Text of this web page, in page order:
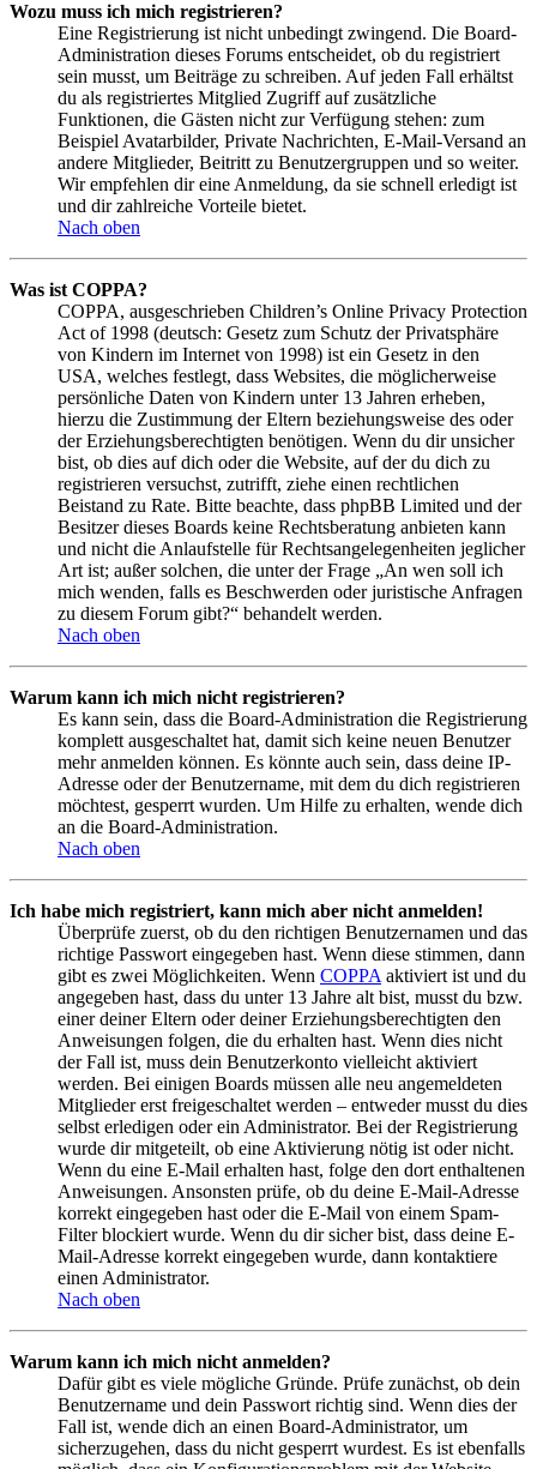
Wozu muss ich mich registrieren?
Eine Registrierung ist nicht unbedingt zwingend. Die Board-
Administration dieses Forums entscheidet, ob du registriert
sein musst, um Beiträge zu schreiben. Auf jeden Fall erhältst
du als registriertes Mitglied Zugriff auf zusätzliche
Funktionen, die Gästen nicht zur Verfügung stehen: zum
Beispiel Avatarbilder, Private Nachrichten, E-Mail-Versand an
andere Mitglieder, Beitritt zu Benutzergruppen und so weiter.
Wir empfehlen dir eine Anmeldung, da sie schnell erledigt ist
und dir zahlreiche Vorteile bietet.
Nach oben
Was ist COPPA?
COPPA, ausgeschrieben Children’s Online Privacy Protection
Act of 1998 (deutsch: Gesetz zum Schutz der Privatsphäre
von Kindern im Internet von 1998) ist ein Gesetz in den
USA, welches festlegt, dass Websites, die möglicherweise
persönliche Daten von Kindern unter 13 Jahren erheben,
hierzu die Zustimmung der Eltern beziehungsweise des oder
der Erziehungsberechtigten benötigen. Wenn du dir unsicher
bist, ob dies auf dich oder die Website, auf der du dich zu
registrieren versuchst, zutrifft, ziehe einen rechtlichen
Beistand zu Rate. Bitte beachte, dass phpBB Limited und der
Besitzer dieses Boards keine Rechtsberatung anbieten kann
und nicht die Anlaufstelle für Rechtsangelegenheiten jeglicher
Art ist; außer solchen, die unter der Frage „An wen soll ich
mich wenden, falls es Beschwerden oder juristische Anfragen
zu diesem Forum gibt?“ behandelt werden.
Nach oben
Warum kann ich mich nicht registrieren?
Es kann sein, dass die Board-Administration die Registrierung
komplett ausgeschaltet hat, damit sich keine neuen Benutzer
mehr anmelden können. Es könnte auch sein, dass deine IP-
Adresse oder der Benutzername, mit dem du dich registrieren
möchtest, gesperrt wurden. Um Hilfe zu erhalten, wende dich
an die Board-Administration.
Nach oben
Ich habe mich registriert, kann mich aber nicht anmelden!
Überprüfe zuerst, ob du den richtigen Benutzernamen und das
richtige Passwort eingegeben hast. Wenn diese stimmen, dann
gibt es zwei Möglichkeiten. Wenn COPPA aktiviert ist und du
angegeben hast, dass du unter 13 Jahre alt bist, musst du bzw.
einer deiner Eltern oder deiner Erziehungsberechtigten den
Anweisungen folgen, die du erhalten hast. Wenn dies nicht
der Fall ist, muss dein Benutzerkonto vielleicht aktiviert
werden. Bei einigen Boards müssen alle neu angemeldeten
Mitglieder erst freigeschaltet werden – entweder musst du dies
selbst erledigen oder ein Administrator. Bei der Registrierung
wurde dir mitgeteilt, ob eine Aktivierung nötig ist oder nicht.
Wenn du eine E-Mail erhalten hast, folge den dort enthaltenen
Anweisungen. Ansonsten prüfe, ob du deine E-Mail-Adresse
korrekt eingegeben hast oder die E-Mail von einem Spam-
Filter blockiert wurde. Wenn du dir sicher bist, dass deine E-
Mail-Adresse korrekt eingegeben wurde, dann kontaktiere
einen Administrator.
Nach oben
Warum kann ich mich nicht anmelden?
Dafür gibt es viele mögliche Gründe. Prüfe zunächst, ob dein
Benutzername und dein Passwort richtig sind. Wenn dies der
Fall ist, wende dich an einen Board-Administrator, um
sicherzugehen, dass du nicht gesperrt wurdest. Es ist ebenfalls